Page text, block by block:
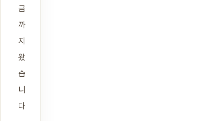
금
까
지
왔
습
니
다